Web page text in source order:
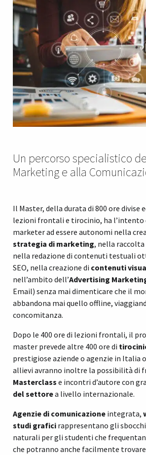
Un percorso specialistico
Marketing e alla
Il Master, della durata di 800 ore divise
lezioni frontali e tirocinio, ha
marketer ad essere autonomi nella
strategia di marketing, nella raccolta
nella redazione di contenuti testuali
SEO, nella creazione di contenuti
nell’ambito dell’Advertising
Email) senza mai dimenticare che il
abbandona mai quello offline,
concomitanza.
Dopo le 400 ore di lezioni frontali, il
master prevede altre 400 ore di
prestigiose aziende o agenzie in Italia
allievi avranno inoltre la possibilità di
Masterclass e incontri d’autore con
del settorea livello internazionale.
Agenzie di comunicazione integrata,
studi grafici rappresentano gli
naturali per gli studenti che
che potranno anche facilmente